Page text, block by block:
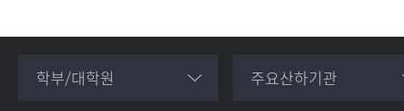
학부/대학원 주요산하기관